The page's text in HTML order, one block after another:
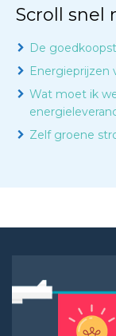
Scroll snel
De
Energieprijzen
Wat moet ik
Zelf groene